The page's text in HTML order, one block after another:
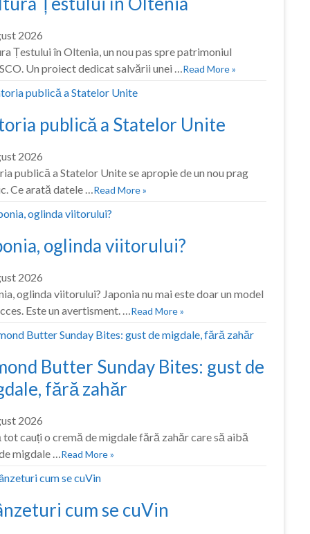
2026
Țestului în Oltenia, un nou pas spre patrimoniul
Un proiect dedicat salvării unei …Read More »
publică a Statelor Unite
2026
publică a Statelor Unite se apropie de un nou prag
Ce arată datele …Read More »
oglinda viitorului?
2026
oglinda viitorului? Japonia nu mai este doar un model
Este un avertisment. …Read More »
Butter Sunday Bites: gust de
fără zahăr
2026
tot cauți o cremă de migdale fără zahăr care să aibă
migdale …Read More »
cum se cuVin